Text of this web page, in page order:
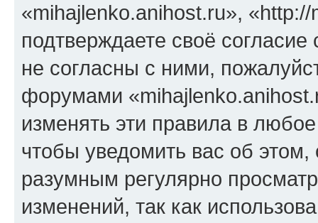
«mihajlenko.anihost.ru»,
подтверждаете своё
не согласны с ними,
форумами
изменять эти правила в
чтобы уведомить вас об
разумным регулярно
изменений, так как